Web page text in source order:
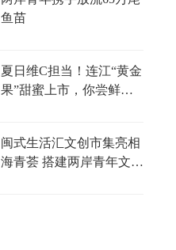
鱼苗
夏日维C担当！连江“黄金
果”甜蜜上市，你尝鲜了
闽式生活汇文创市集亮相
海青荟 搭建两岸青年文化